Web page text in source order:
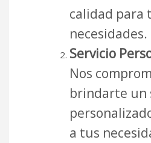
calidad para
necesidades.
Servicio
Nos
brindarte un
a tus